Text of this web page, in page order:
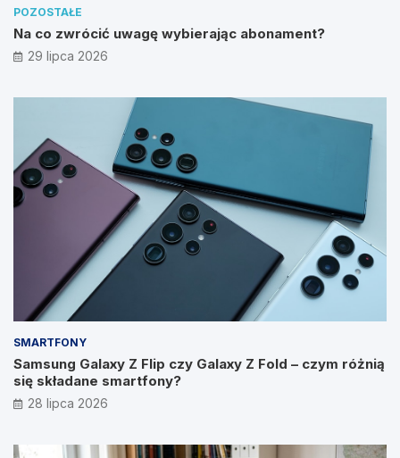
POZOSTAŁE
Na co zwrócić uwagę wybierając abonament?
29 lipca 2026
SMARTFONY
Samsung Galaxy Z Flip czy Galaxy Z Fold – czym różnią
się składane smartfony?
28 lipca 2026